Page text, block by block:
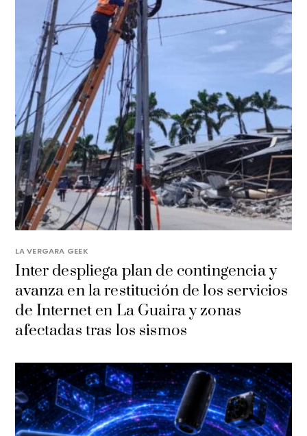
LA VERGARA GEEK
Inter despliega plan de contingencia y
avanza en la restitución de los servicios
de Internet en La Guaira y zonas
afectadas tras los sismos